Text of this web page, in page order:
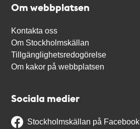
Om webbplatsen
Kontakta oss
Om Stockholmskällan
Tillgänglighetsredogörelse
Om kakor på webbplatsen
Sociala medier
Stockholmskällan på Facebook